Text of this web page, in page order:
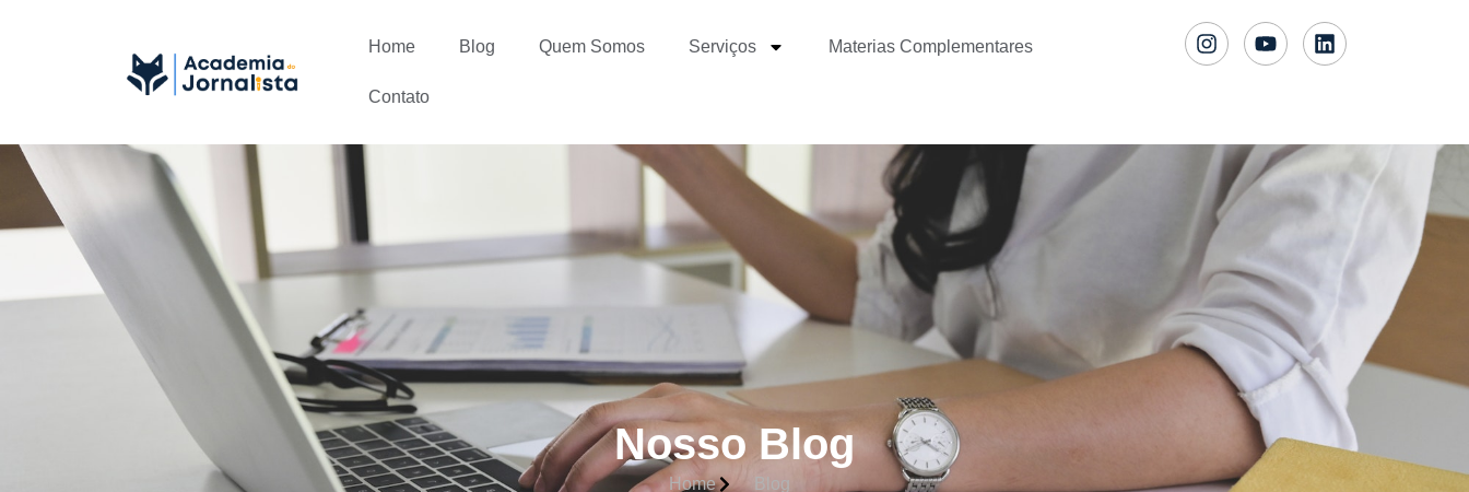
Home Blog Quem Somos Serviços Materias Complementares
Contato
Nosso Blog
Home Blog